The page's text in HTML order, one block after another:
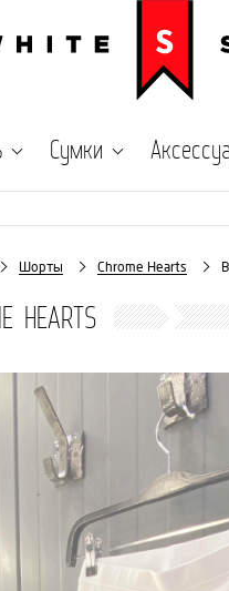
Сумки
Шорты Chrome Hearts
HEARTS